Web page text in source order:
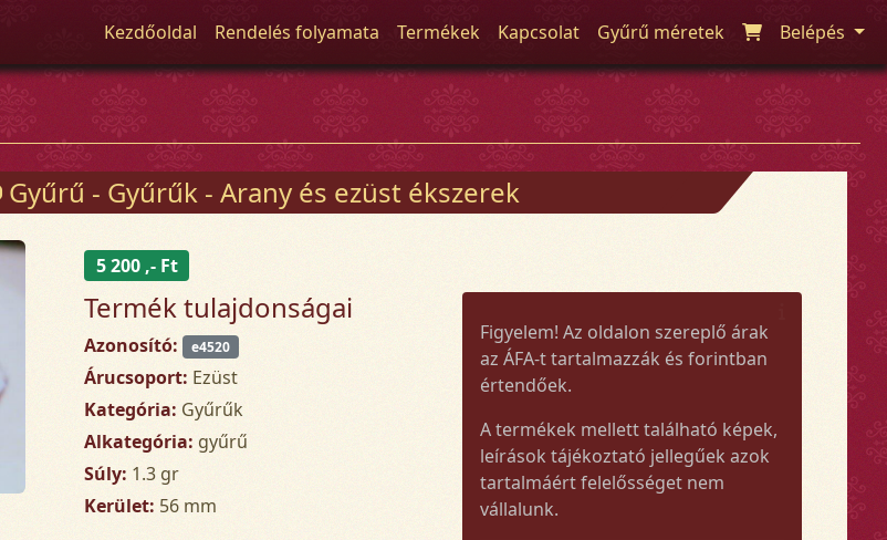
Kezdőoldal Rendelés folyamata Termékek Kapcsolat Gyűrű méretek Belépés
Gyűrű - Gyűrűk - Arany és ezüst ékszerek
5 200 ,- Ft
Termék tulajdonságai
Azonosító: e4520
Árucsoport: Ezüst
Kategória: Gyűrűk
Alkategória: gyűrű
Súly: 1.3 gr
Kerület: 56 mm
Figyelem! Az oldalon szereplő árak
az ÁFA-t tartalmazzák és forintban
értendőek.
A termékek mellett található képek,
leírások tájékoztató jellegűek azok
tartalmáért felelősséget nem
vállalunk.